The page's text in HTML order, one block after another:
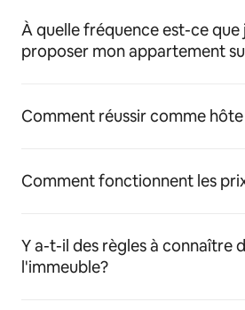
À quelle fréquence est-ce que
proposer mon appartement
Comment réussir comme
Comment fonctionnent les
Y a-t-il des règles à connaître
l'immeuble?